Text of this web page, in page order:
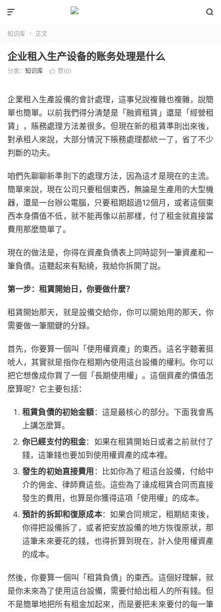


知识库  正文
企业租入生产设备的账务处理是什么
分类： 知识库  赞(0)
企業租入生產設備的會計處理，這事兒說複雜也複雜，說簡
單也簡單。以前我們得分清楚是「融資租賃」還是「經營租
賃」，賬務處理方法差很多。但現在新的租賃準則出來後，
對承租人來說，大部分情況下賬務處理都統一了，省了不少
判斷的功夫。
咱們先聊聊新準則下的處理方法，因為這才是現在的主流。
簡單來說，現在公司只要租個東西，無論是生產用的大型機
器，還是一台辦公電腦，只要租期超過12個月，或者這個東
西本身價值不低，就不能再像以前那樣，付了租金就直接當
費用那麼簡單了。
現在的做法是，你得在資產負債表上同時認列一筆資產和一
筆負債。這聽起來有點繞，我給你拆開了說。
第一步：租賃開始日，你要做什麼？
租賃開始那天，就是設備交給你，你可以開始用的那天，你
需要做一筆關鍵的分錄。
首先，你要算一個叫「使用權資產」的東西。這名字聽著挺
唬人，其實就是指你在租期內使用這台設備的權利。你可以
把它想像成你買了一個「長期使用權」。這個資產的價值怎
麼算呢？它主要包括：
租賃負債的初始金額 ：這是最核心的部分。下面我會馬
上講怎麼算。
你已經支付的租金：如果在租賃開始日或者之前就付了
錢，這筆錢也要加到使用權資產的成本裡。
發生的初始直接費用 ：比如你為了租這台設備，付給中
介的佣金、律師費這些。這些為了達成租賃合同而直接
發生的費用，也算是你獲得這項「使用權」的成本。
預計的拆卸和復原成本：如果合同規定，租期結束後，
你得把設備拆了，或者把安放設備的地方恢復原狀，那
這筆未來要花的錢，也得折算到現在，計入使用權資產
的成本。
然後，你要算一個叫「租賃負債」的東西。這個好理解，就
是你未來為了使用這台設備，需要付給出租人的所有錢。但
不是簡單地把所有租金加起來，而是要把未來要付的每一筆